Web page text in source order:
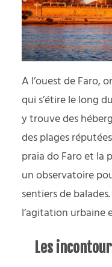
A l’ouest de Faro,
qui s’étire le long
y trouve des
des plages
praia do Faro et la
un observatoire
sentiers de
l’agitation urbaine
Les